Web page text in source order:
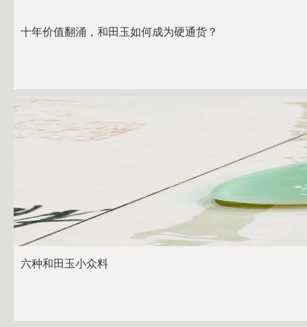
十年价值翻涌，和田玉如何成为硬通货？
六种和田玉小众料